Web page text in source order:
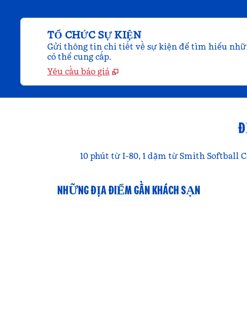
TỔ CHỨC SỰ KIỆN
Gửi thông tin chi tiết về sự kiện để tìm hiểu
có thể cung cấp.
Yêu cầu báo giá
10 phút từ I-80, 1 dặm từ Smith Softball
NHỮNG ĐỊA ĐIỂM GẦN KHÁCH SẠN